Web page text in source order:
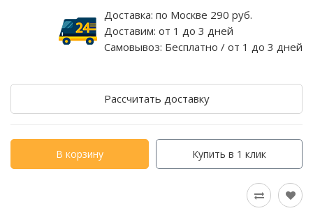
Доставка: по Москве 290 руб.
Доставим: от 1 до 3 дней
Самовывоз: Бесплатно / от 1 до 3 дней
Рассчитать доставку
В корзину Купить в 1 клик